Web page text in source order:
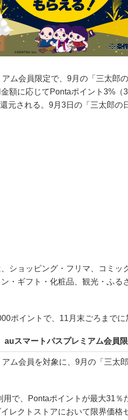
ム会員限定で、9月の「三太郎
額に応じてPontaポイント3%（
元される。9月3日の「三太郎の
ショッピング・フリマ、コミッ
・ギフト・化粧品、観光・ふる
ポイントで、11月末ごろまでに
スマートパスプレミアム会員
ム会員を対象に、9月の「三太
で、Pontaポイントが最大31％
レクトストアにおいて限界価格